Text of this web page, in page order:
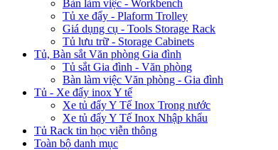
Bàn làm việc - Workbench
Tủ xe đẩy - Plaform Trolley
Giá dụng cụ - Tools Storage Rack
Tủ lưu trữ - Storage Cabinets
Tủ, Bàn sắt Văn phòng Gia đình
Tủ sắt Gia đình - Văn phòng
Bàn làm việc Văn phòng - Gia đình
Tủ - Xe đẩy inox Y tế
Xe tủ đẩy Y Tế Inox Trong nước
Xe tủ đẩy Y Tế Inox Nhập khẩu
Tủ Rack tin học viễn thông
Toàn bộ danh mục